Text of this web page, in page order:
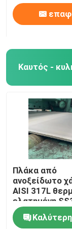
Άξονα U από
Χάλυβα από
διπλό
Κράμα
Άλλες
Κράμα Monel
Πλάκα από
ανοξείδωτο
AISI 317L
ελατημένη
Πλάκα 3-
1500mm-